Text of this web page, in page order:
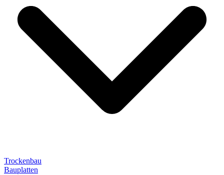
Trockenbau
Bauplatten